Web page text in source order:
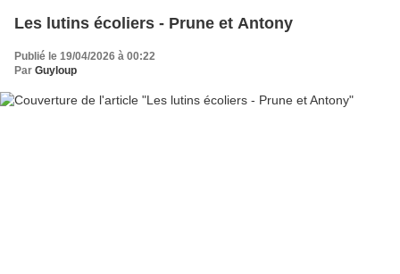
Les lutins écoliers - Prune et Antony
Publié le 19/04/2026 à 00:22
Par Guyloup